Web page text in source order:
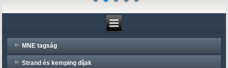
MNE tagság
Strand és kemping díjak